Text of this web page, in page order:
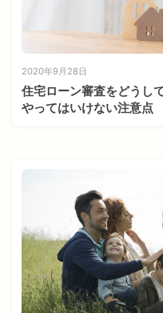
2020年9月28日
住宅ローン審査をどうし
やってはいけない注意点